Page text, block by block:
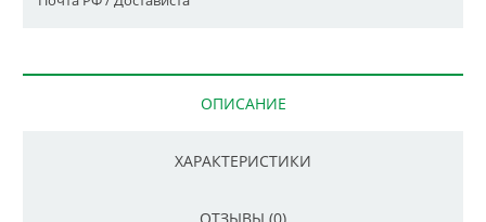
ОПИСАНИЕ
ХАРАКТЕРИСТИКИ
ОТЗЫВЫ (0)